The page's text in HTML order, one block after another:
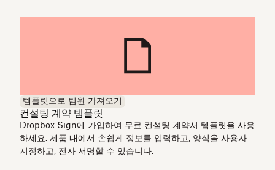
템플릿으로 팀원 가져오기
컨설팅 계약 템플릿
Dropbox Sign에 가입하여 무료 컨설팅 계약서 템플릿을 사용
하세요. 제품 내에서 손쉽게 정보를 입력하고, 양식을 사용자
지정하고, 전자 서명할 수 있습니다.